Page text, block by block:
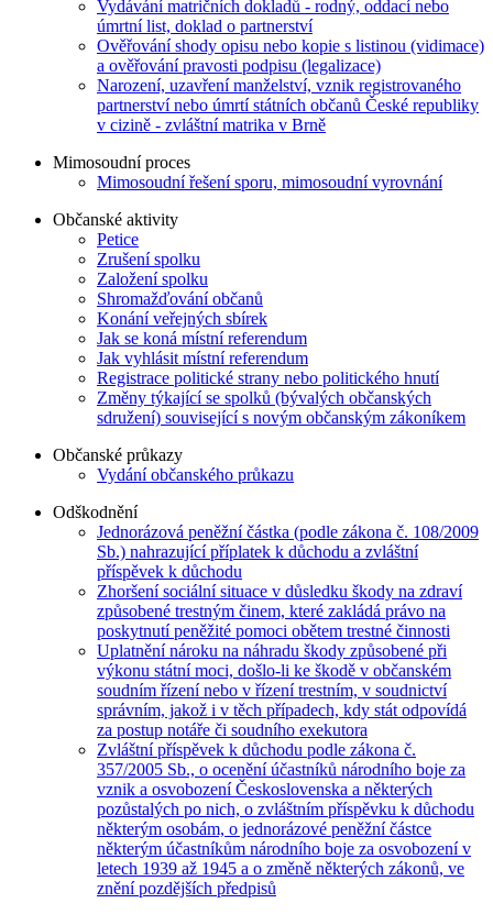
Vydávání matričních dokladů - rodný, oddací nebo
úmrtní list, doklad o partnerství
Ověřování shody opisu nebo kopie s listinou (vidimace)
a ověřování pravosti podpisu (legalizace)
Narození, uzavření manželství, vznik registrovaného
partnerství nebo úmrtí státních občanů České republiky
v cizině - zvláštní matrika v Brně
Mimosoudní proces
Mimosoudní řešení sporu, mimosoudní vyrovnání
Občanské aktivity
Petice
Zrušení spolku
Založení spolku
Shromažďování občanů
Konání veřejných sbírek
Jak se koná místní referendum
Jak vyhlásit místní referendum
Registrace politické strany nebo politického hnutí
Změny týkající se spolků (bývalých občanských
sdružení) související s novým občanským zákoníkem
Občanské průkazy
Vydání občanského průkazu
Odškodnění
Jednorázová peněžní částka (podle zákona č. 108/2009
Sb.) nahrazující příplatek k důchodu a zvláštní
příspěvek k důchodu
Zhoršení sociální situace v důsledku škody na zdraví
způsobené trestným činem, které zakládá právo na
poskytnutí peněžité pomoci obětem trestné činnosti
Uplatnění nároku na náhradu škody způsobené při
výkonu státní moci, došlo-li ke škodě v občanském
soudním řízení nebo v řízení trestním, v soudnictví
správním, jakož i v těch případech, kdy stát odpovídá
za postup notáře či soudního exekutora
Zvláštní příspěvek k důchodu podle zákona č.
357/2005 Sb., o ocenění účastníků národního boje za
vznik a osvobození Československa a některých
pozůstalých po nich, o zvláštním příspěvku k důchodu
některým osobám, o jednorázové peněžní částce
některým účastníkům národního boje za osvobození v
letech 1939 až 1945 a o změně některých zákonů, ve
znění pozdějších předpisů